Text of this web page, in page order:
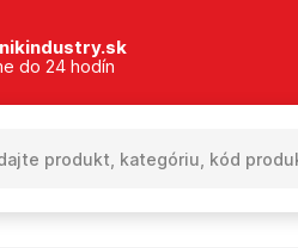
do 24 hodín